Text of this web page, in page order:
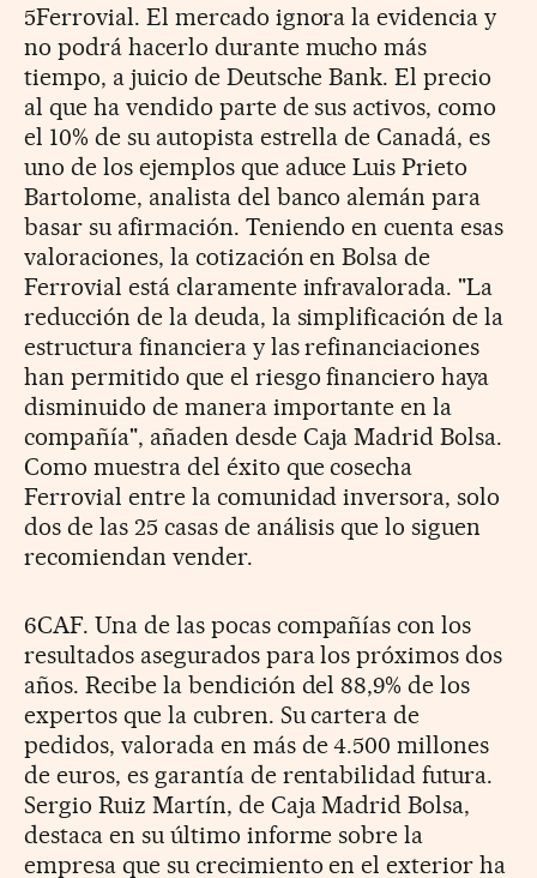
5Ferrovial. El mercado ignora la evidencia y
no podrá hacerlo durante mucho más
tiempo, a juicio de Deutsche Bank. El precio
al que ha vendido parte de sus activos, como
el 10% de su autopista estrella de Canadá, es
uno de los ejemplos que aduce Luis Prieto
Bartolome, analista del banco alemán para
basar su afirmación. Teniendo en cuenta esas
valoraciones, la cotización en Bolsa de
Ferrovial está claramente infravalorada. "La
reducción de la deuda, la simplificación de la
estructura financiera y las refinanciaciones
han permitido que el riesgo financiero haya
disminuido de manera importante en la
compañía", añaden desde Caja Madrid Bolsa.
Como muestra del éxito que cosecha
Ferrovial entre la comunidad inversora, solo
dos de las 25 casas de análisis que lo siguen
recomiendan vender.
6CAF. Una de las pocas compañías con los
resultados asegurados para los próximos dos
años. Recibe la bendición del 88,9% de los
expertos que la cubren. Su cartera de
pedidos, valorada en más de 4.500 millones
de euros, es garantía de rentabilidad futura.
Sergio Ruiz Martín, de Caja Madrid Bolsa,
destaca en su último informe sobre la
empresa que su crecimiento en el exterior ha